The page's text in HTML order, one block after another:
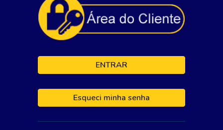
ENTRAR
Esqueci minha senha